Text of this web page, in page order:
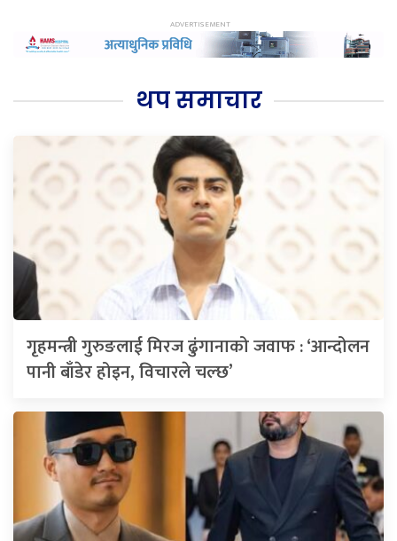
थप समाचार
गृहमन्त्री गुरुङलाई मिरज ढुंगानाको जवाफ : ‘आन्दोलन
पानी बाँडेर होइन, विचारले चल्छ’